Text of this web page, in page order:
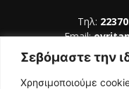
Σεβόμαστε την
Χρησιμοποιούμε
Τηλ:
Email:
Αριθμός